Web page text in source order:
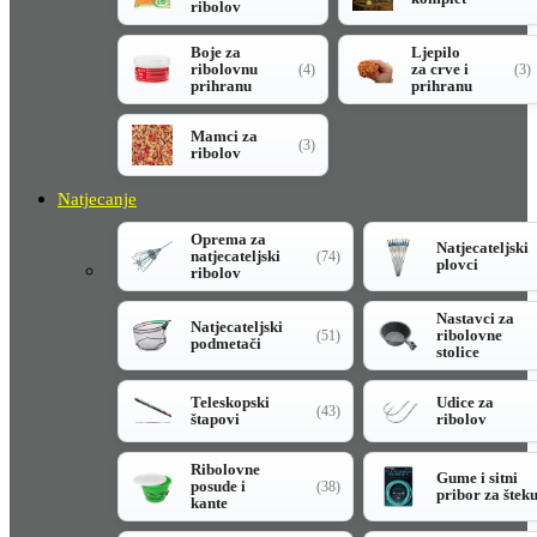
ribolov
Boje za
ribolovnu
prihranu
(4)
Ljepilo
za crve i
prihranu
(3)
Mamci za
ribolov
(3)
Natjecanje
Oprema za
natjecateljski
ribolov
(74)
Natjecateljski
plovci
Natjecateljski
podmetači
(51)
Nastavci za
ribolovne
stolice
Teleskopski
štapovi
(43)
Udice za
ribolov
Ribolovne
posude i
kante
(38)
Gume i sitni
pribor za šteku